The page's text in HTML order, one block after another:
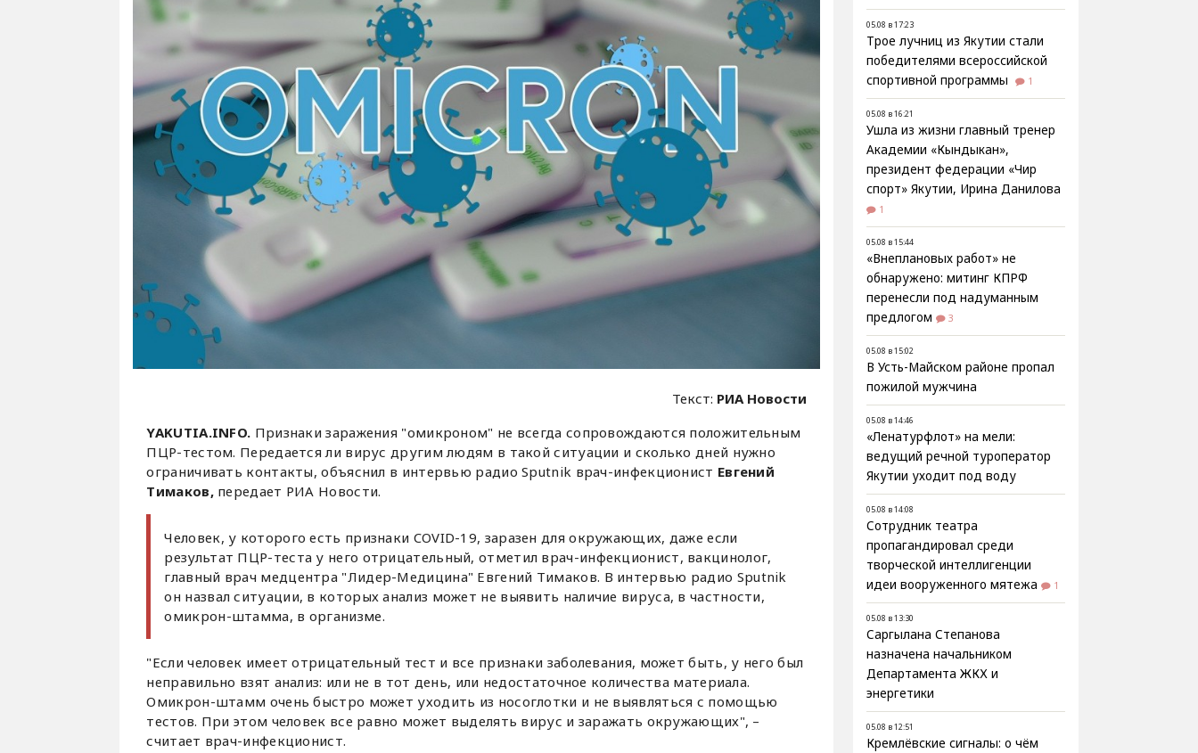
Текст: РИА Новости
YAKUTIA.INFO. Признаки заражения "омикроном" не всегда сопровождаются положительным
ПЦР-тестом. Передается ли вирус другим людям в такой ситуации и сколько дней нужно
ограничивать контакты, объяснил в интервью радио Sputnik врач-инфекционист Евгений
Тимаков, передает РИА Новости.
Человек, у которого есть признаки COVID-19, заразен для окружающих, даже если
результат ПЦР-теста у него отрицательный, отметил врач-инфекционист, вакцинолог,
главный врач медцентра "Лидер-Медицина" Евгений Тимаков. В интервью радио Sputnik
он назвал ситуации, в которых анализ может не выявить наличие вируса, в частности,
омикрон-штамма, в организме.
"Если человек имеет отрицательный тест и все признаки заболевания, может быть, у него был
неправильно взят анализ: или не в тот день, или недостаточное количества материала.
Омикрон-штамм очень быстро может уходить из носоглотки и не выявляться с помощью
тестов. При этом человек все равно может выделять вирус и заражать окружающих", –
считает врач-инфекционист.
05.08 в 17:23
Трое лучниц из Якутии стали
победителями всероссийской
спортивной программы
1
05.08 в 16:21
Ушла из жизни главный тренер
Академии «Кындыкан»,
президент федерации «Чир
спорт» Якутии, Ирина Данилова
1
05.08 в 15:44
«Внеплановых работ» не
обнаружено: митинг КПРФ
перенесли под надуманным
предлогом
3
05.08 в 15:02
В Усть-Майском районе пропал
пожилой мужчина
05.08 в 14:46
«Ленатурфлот» на мели:
ведущий речной туроператор
Якутии уходит под воду
05.08 в 14:08
Сотрудник театра
пропагандировал среди
творческой интеллигенции
идеи вооруженного мятежа
1
05.08 в 13:30
Саргылана Степанова
назначена начальником
Департамента ЖКХ и
энергетики
05.08 в 12:51
Кремлёвские сигналы: о чём